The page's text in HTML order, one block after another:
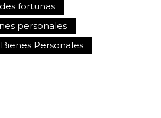
fortunas
personales
Personales